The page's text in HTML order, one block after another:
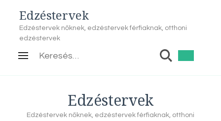
Edzéstervek
Edzéstervek nőknek, edzéstervek férfiaknak, otthoni
edzéstervek
Keresés:
Edzéstervek
Edzéstervek nőknek, edzéstervek férfiaknak, otthoni